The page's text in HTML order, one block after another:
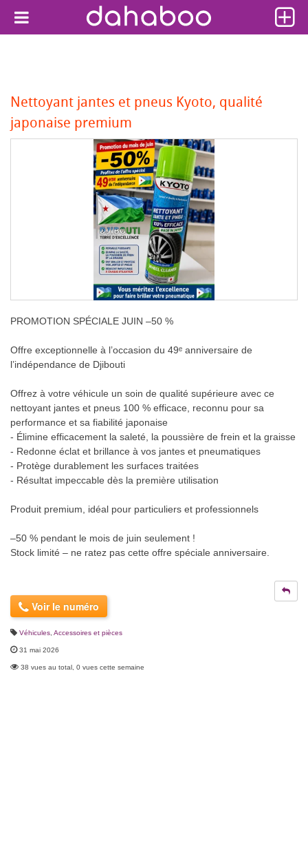
Nettoyant jantes et pneus Kyoto, qualité
japonaise premium
PROMOTION SPÉCIALE JUIN –50 %
Offre exceptionnelle à l’occasion du 49ᵉ anniversaire de
l’indépendance de Djibouti
Offrez à votre véhicule un soin de qualité supérieure avec ce
nettoyant jantes et pneus 100 % efficace, reconnu pour sa
performance et sa fiabilité japonaise
- Élimine efficacement la saleté, la poussière de frein et la graisse
- Redonne éclat et brillance à vos jantes et pneumatiques
- Protège durablement les surfaces traitées
- Résultat impeccable dès la première utilisation
Produit premium, idéal pour particuliers et professionnels
–50 % pendant le mois de juin seulement !
Stock limité – ne ratez pas cette offre spéciale anniversaire.
Voir le numéro
Véhicules Accessoires et pièces
31 mai 2026
38 vues au total, 0 vues cette semaine